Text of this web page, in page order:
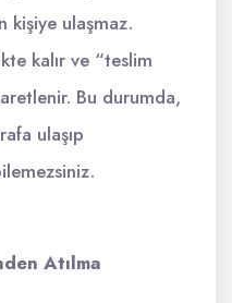
kişiye ulaşmaz.
kalır ve “teslim
Bu durumda,
ulaşıp
Atılma